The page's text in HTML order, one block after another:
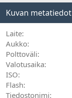
Kuvan metatiedot
Laite
Aukko
Polttoväli
Valotusaika
ISO
Flash
Tiedostonimi